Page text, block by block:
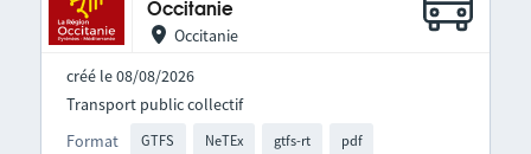
Occitanie
Occitanie
créé le 08/08/2026
Format GTFS NeTEx gtfs-rt pdf
Transport public collectif